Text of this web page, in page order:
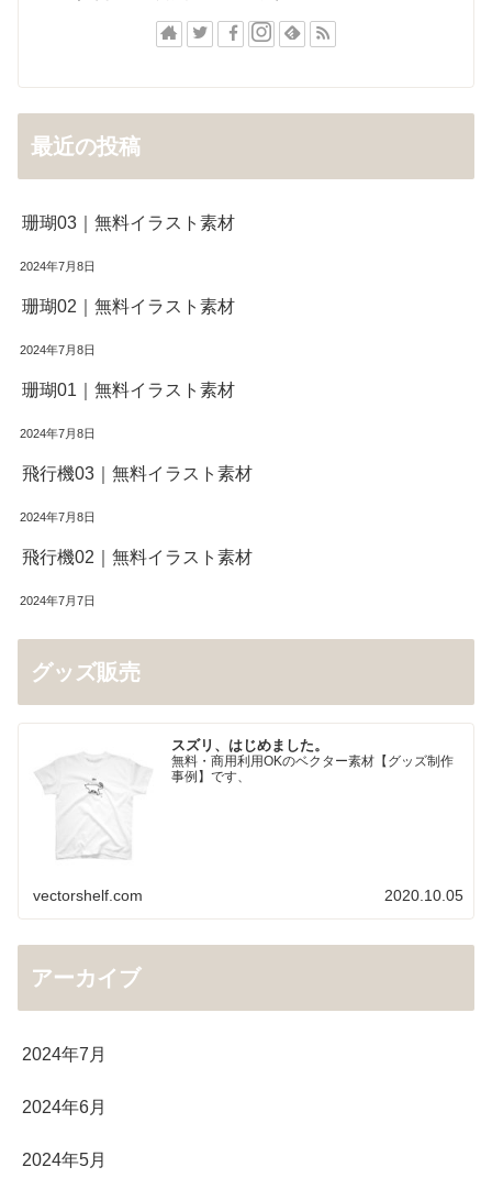
最近の投稿
珊瑚03｜無料イラスト素材
2024年7月8日
珊瑚02｜無料イラスト素材
2024年7月8日
珊瑚01｜無料イラスト素材
2024年7月8日
飛行機03｜無料イラスト素材
2024年7月8日
飛行機02｜無料イラスト素材
2024年7月7日
グッズ販売
スズリ、はじめました。
無料・商用利用OKのベクター素材【グッズ制作
事例】です、
vectorshelf.com 2020.10.05
アーカイブ
2024年7月
2024年6月
2024年5月